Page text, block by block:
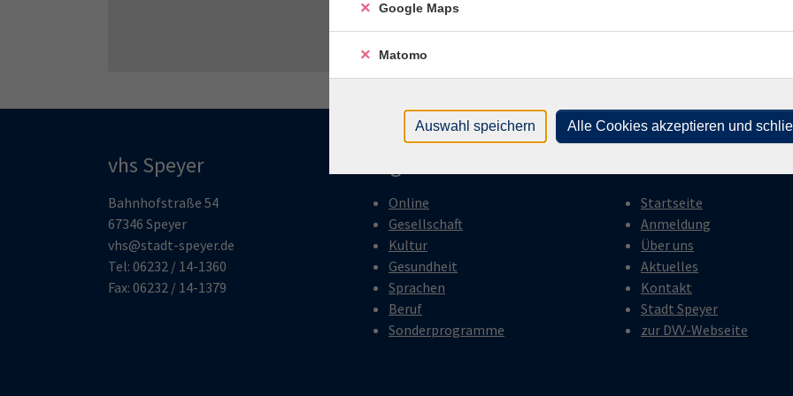
vhs Speyer
Bahnhofstraße 54
67346 Speyer
vhs@stadt-speyer.de
Tel: 06232 / 14-1360
Fax: 06232 / 14-1379
Online
Gesellschaft
Kultur
Gesundheit
Sprachen
Beruf
Sonderprogramme
Startseite
Anmeldung
Über uns
Aktuelles
Kontakt
Stadt Speyer
zur DVV-Webseite
Google Maps
Matomo
Auswahl speichern Alle Cookies akzeptieren und